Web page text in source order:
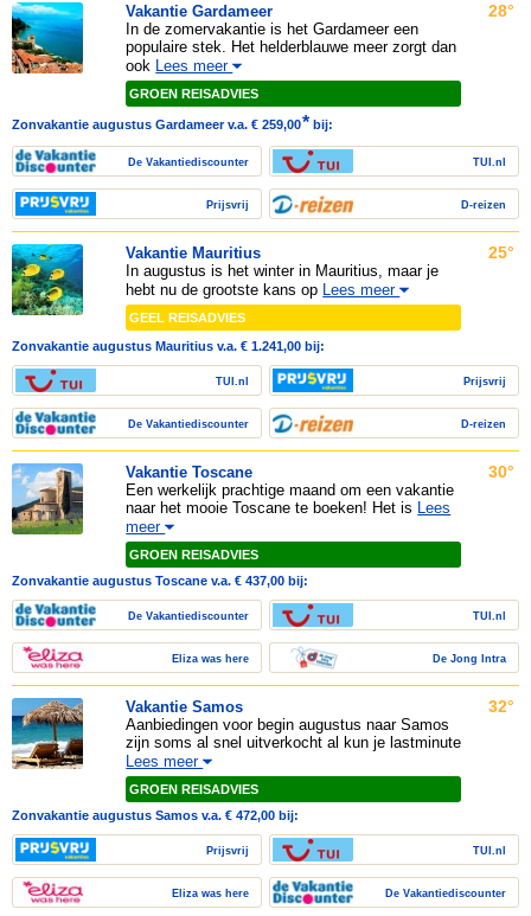
Vakantie Gardameer
In de zomervakantie is het Gardameer een
populaire stek. Het helderblauwe meer zorgt dan
ook Lees meer
GROEN REISADVIES
28°
Zonvakantie augustus Gardameer v.a. € 259,00* bij:
De Vakantiediscounter
Prijsvrij
TUI.nl
D-reizen
Vakantie Mauritius
In augustus is het winter in Mauritius, maar je
hebt nu de grootste kans op Lees meer
GEEL REISADVIES
25°
Zonvakantie augustus Mauritius v.a. € 1.241,00 bij:
TUI.nl
De Vakantiediscounter
Prijsvrij
D-reizen
Vakantie Toscane
Een werkelijk prachtige maand om een vakantie
naar het mooie Toscane te boeken! Het is Lees
meer
GROEN REISADVIES
30°
Zonvakantie augustus Toscane v.a. € 437,00 bij:
De Vakantiediscounter
Eliza was here
TUI.nl
De Jong Intra
Vakantie Samos
Aanbiedingen voor begin augustus naar Samos
zijn soms al snel uitverkocht al kun je lastminute
Lees meer
GROEN REISADVIES
32°
Zonvakantie augustus Samos v.a. € 472,00 bij:
Prijsvrij
Eliza was here
TUI.nl
De Vakantiediscounter